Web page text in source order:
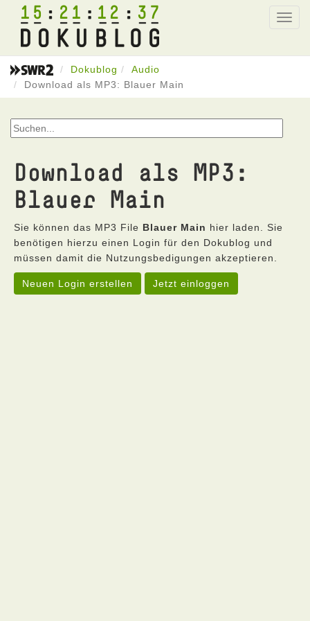
15 21 12 37
Dokublog
Audio
Download als MP3: Blauer Main
Download als MP3:
Blauer Main
Sie können das MP3 File Blauer Main hier laden. Sie
benötigen hierzu einen Login für den Dokublog und
müssen damit die Nutzungsbedigungen akzeptieren.
Neuen Login erstellen Jetzt einloggen